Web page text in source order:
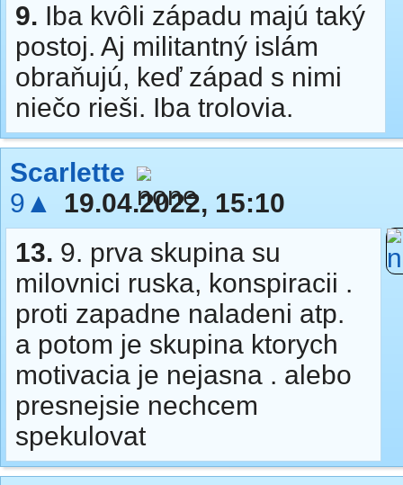
9. Iba kvôli západu majú taký
postoj. Aj militantný islám
obraňujú, keď západ s nimi
niečo rieši. Iba trolovia.
Scarlette
9▲
19.04.2022, 15:10
13. 9. prva skupina su
milovnici ruska, konspiracii .
proti zapadne naladeni atp.
a potom je skupina ktorych
motivacia je nejasna . alebo
presnejsie nechcem
spekulovat